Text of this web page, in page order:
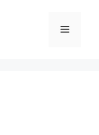
Menu